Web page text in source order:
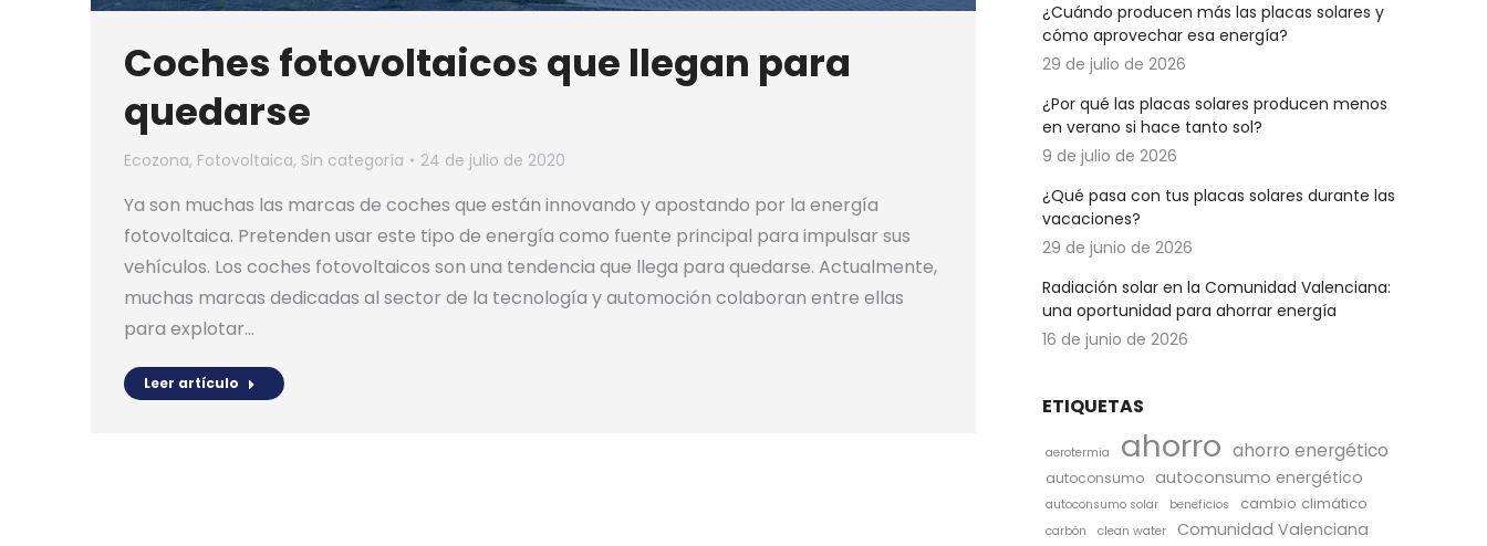
Coches fotovoltaicos que llegan para
quedarse
Ecozona, Fotovoltaica, Sin categoría 24 de julio de 2020
Ya son muchas las marcas de coches que están innovando y apostando por la energía
fotovoltaica. Pretenden usar este tipo de energía como fuente principal para impulsar sus
vehículos. Los coches fotovoltaicos son una tendencia que llega para quedarse. Actualmente,
muchas marcas dedicadas al sector de la tecnología y automoción colaboran entre ellas
para explotar…
Leer artículo
¿Cuándo producen más las placas solares y
cómo aprovechar esa energía?
29 de julio de 2026
¿Por qué las placas solares producen menos
en verano si hace tanto sol?
9 de julio de 2026
¿Qué pasa con tus placas solares durante las
vacaciones?
29 de junio de 2026
Radiación solar en la Comunidad Valenciana:
una oportunidad para ahorrar energía
16 de junio de 2026
ETIQUETAS
aerotermia ahorro ahorro energético
autoconsumo autoconsumo energético
autoconsumo solar beneficios cambio climático
carbón clean water Comunidad Valenciana